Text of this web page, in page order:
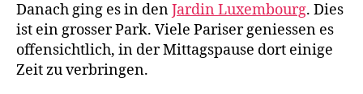
Danach ging es in denJardin Luxembourg. Dies
ist ein grosser Park. Viele Pariser geniessen es
offensichtlich, in der Mittagspause dort einige
Zeit zu verbringen.